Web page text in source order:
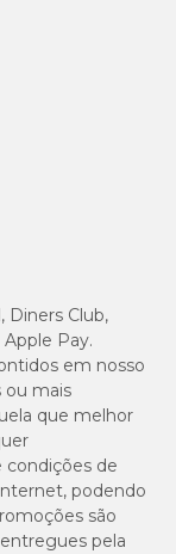
Diners Club,
Pay.
em nosso
ou mais
que melhor
condições de
podendo
são
pela